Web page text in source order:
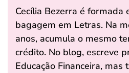
Cecília Bezerra é formada
bagagem em Letras. Na
anos, acumula o mesmo
crédito. No blog, escreve
Educação Financeira,